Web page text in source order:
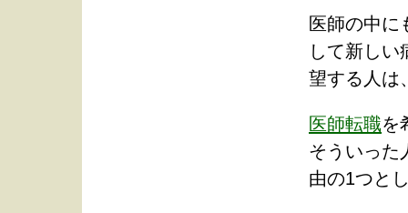
医師の中に
して新しい
望する人は
医師転職を
そういった
由の1つと